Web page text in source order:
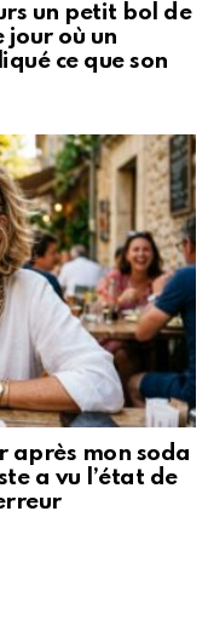
un petit bol de
jour où un
ce que son
après mon soda
a vu l’état de